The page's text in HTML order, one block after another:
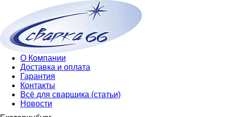
О Компании
Доставка и оплата
Гарантия
Контакты
Всё для сварщика (статьи)
Новости